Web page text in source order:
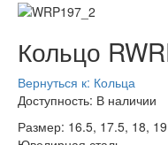
Кольцо
Вернуться к: Кольца
Доступность: В наличии
Размер: 16.5, 17.5, 18, 19